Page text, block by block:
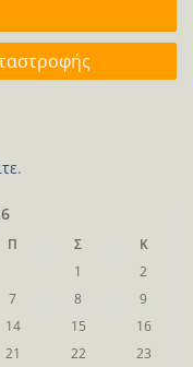
.
Π Σ
Κ
1
2
7 8
9
14 15
16
21 22 23